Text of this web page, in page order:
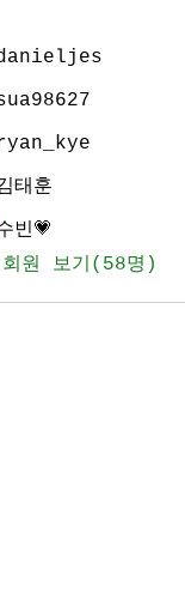
태훈
빈💗
원 보기(58명)